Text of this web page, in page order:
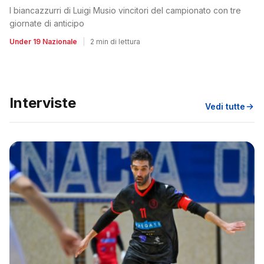
I biancazzurri di Luigi Musio vincitori del campionato con tre
giornate di anticipo
Under 19 Nazionale 2 min di lettura
Interviste Vedi tutte